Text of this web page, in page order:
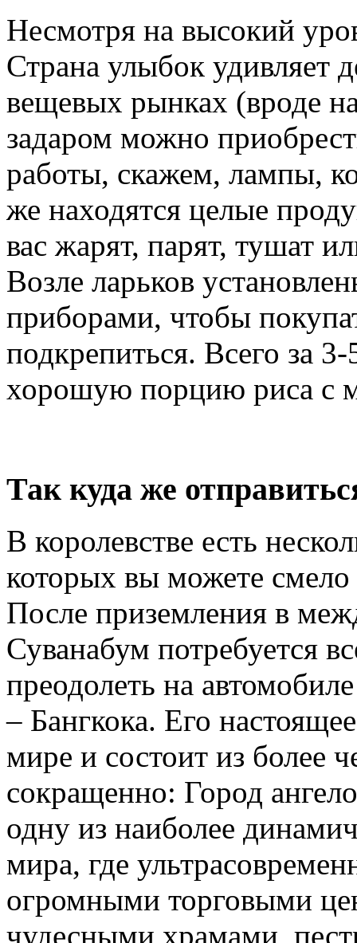
Несмотря на высокий
Страна улыбок удивляет
вещевых рынках (вроде
задаром можно
работы, скажем, лампы,
же находятся целые
вас жарят, парят, тушат
Возле ларьков
приборами, чтобы
подкрепиться. Всего за
хорошую порцию риса с
Так куда же
В королевстве есть
которых вы можете
После приземления в
Суванабум потребуется
преодолеть на
– Бангкока. Его
мире и состоит из более
сокращенно: Город
одну из наиболее
мира, где
огромными торговыми
чудесными храмами,